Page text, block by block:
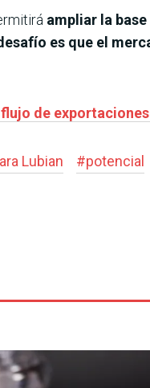
ampliar la
es que el
de
Lubian #potencial